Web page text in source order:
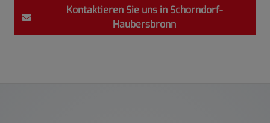
Kontaktieren Sie uns in Schorndorf-
Haubersbronn